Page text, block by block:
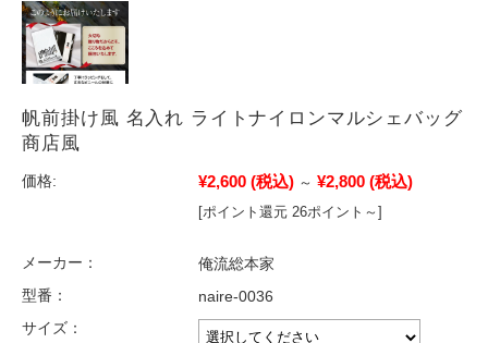
帆前掛け風 名入れ ライトナイロンマルシェバッグ
商店風
価格: ¥2,600 (税込) ～ ¥2,800 (税込)
[ポイント還元 26ポイント～]
メーカー：
俺流総本家
型番：
naire-0036
サイズ：